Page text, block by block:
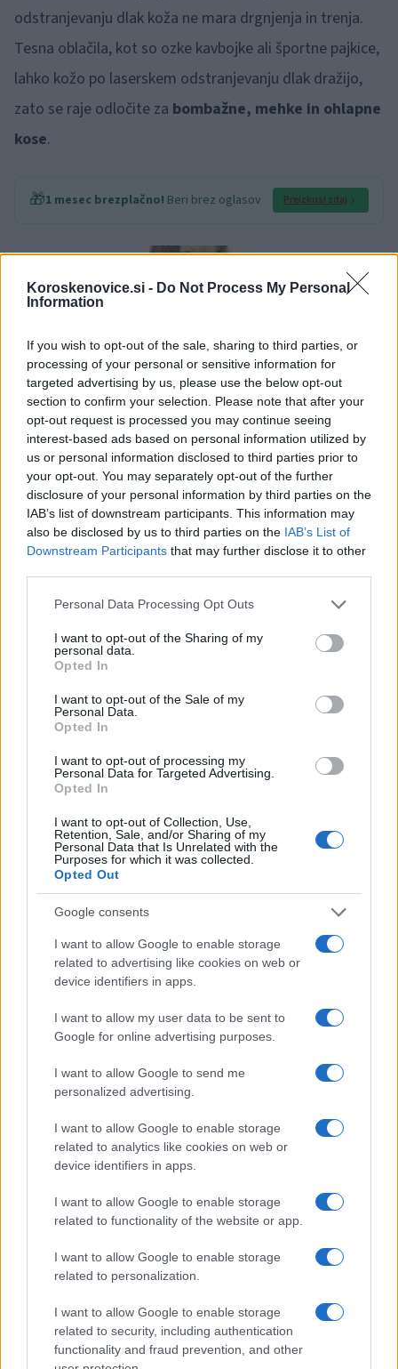
Koroskenovice.si - Do Not Process My Personal
Information
If you wish to opt-out of the sale, sharing to third parties, or
processing of your personal or sensitive information for
targeted advertising by us, please use the below opt-out
section to confirm your selection. Please note that after your
opt-out request is processed you may continue seeing
interest-based ads based on personal information utilized by
us or personal information disclosed to third parties prior to
your opt-out. You may separately opt-out of the further
disclosure of your personal information by third parties on the
IAB’s list of downstream participants. This information may
also be disclosed by us to third parties on the IAB’s List of
Downstream Participants that may further disclose it to other
Please note that this website/app uses one or more Google
not limited to your visit or usage behaviour. You may click to
grant or deny consent to Google and its third-party tags to
use your data for below specified purposes in below Google
consent section.
Personal Data Processing Opt Outs
I want to opt-out of the Sharing of my
personal data.
Opted In
I want to opt-out of the Sale of my
Personal Data.
Opted In
I want to opt-out of processing my
Personal Data for Targeted Advertising.
Opted In
I want to opt-out of Collection, Use,
Retention, Sale, and/or Sharing of my
Personal Data that Is Unrelated with the
Purposes for which it was collected.
Opted Out
Google consents
I want to allow Google to enable storage
related to advertising like cookies on web or
device identifiers in apps.
I want to allow my user data to be sent to
Google for online advertising purposes.
I want to allow Google to send me
personalized advertising.
I want to allow Google to enable storage
related to analytics like cookies on web or
device identifiers in apps.
I want to allow Google to enable storage
related to functionality of the website or app.
I want to allow Google to enable storage
related to personalization.
I want to allow Google to enable storage
related to security, including authentication
functionality and fraud prevention, and other
odstranjevanju dlak koža ne mara drgnjenja in trenja.
Tesna oblačila, kot so ozke kavbojke ali športne pajkice,
lahko kožo po laserskem odstranjevanju dlak dražijo,
zato se raje odločite za bombažne, mehke in ohlapne
kose.
🎁1 mesec brezplačno! Beri brez oglasov Preizkusi zdaj
Tako bo koža dihala, hkrati pa se boste izognili
neprijetnim rdečim pikicam ali srbečici. To je majhen
Izogibajte se savni, vročim kopelim in
intenzivni vadbi
Toplota in znojenje lahko v prvih dneh po epilaciji
povečata draženje kože. Zato strokovnjaki priporočajo,
da se vsaj nekaj dni izogibate savni, vročim kopelim in
tudi zelo intenzivni vadbi.
Ne drgnite kože in pozabite na agresivne
pilinge
Morda ste vajeni rednih pilingov, vendar koža po
laserskem odstranjevanju dlak potrebuje premor. V
naslednjih tednih se izogibajte grobim pilingom,
poškodujejo povrhnjico, ki se obnavlja, in upočasnijo
dni in nato uporabite zelo nežen piling.
Laser House – strokovnjaki, ki jim lahko
zaupaš
Ko se odločate za lasersko odstranjevanje dlak, je
ključno, da izberete strokovnjake, ki vedo, kako
zagotoviti najboljše rezultate in korektno obravnavo.